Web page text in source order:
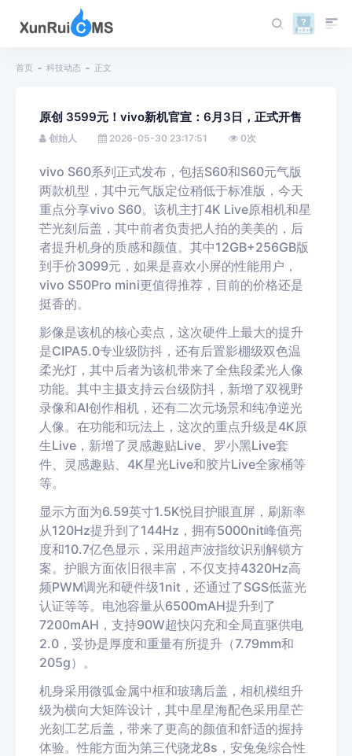
首页 科技动态 正文
原创 3599元！vivo新机官宣：6月3日，正式开售
创始人 2026-05-30 23:17:51 0次
vivo S60系列正式发布，包括S60和S60元气版
两款机型，其中元气版定位稍低于标准版，今天
重点分享vivo S60。该机主打4K Live原相机和星
芒光刻后盖，其中前者负责把人拍的美美的，后
者提升机身的质感和颜值。其中12GB+256GB版
到手价3099元，如果是喜欢小屏的性能用户，
vivo S50Pro mini更值得推荐，目前的价格还是
挺香的。
影像是该机的核心卖点，这次硬件上最大的提升
是CIPA5.0专业级防抖，还有后置影棚级双色温
柔光灯，其中后者为该机带来了全焦段柔光人像
功能。其中主摄支持云台级防抖，新增了双视野
录像和AI创作相机，还有二次元场景和纯净逆光
人像。在功能和玩法上，这次的重点升级是4K原
生Live，新增了灵感趣贴Live、罗小黑Live套
件、灵感趣贴、4K星光Live和胶片Live全家桶等
等。
显示方面为6.59英寸1.5K悦目护眼直屏，刷新率
从120Hz提升到了144Hz，拥有5000nit峰值亮
度和10.7亿色显示，采用超声波指纹识别解锁方
案。护眼方面依旧很丰富，不仅支持4320Hz高
频PWM调光和硬件级1nit，还通过了SGS低蓝光
认证等等。电池容量从6500mAH提升到了
7200mAH，支持90W超快闪充和全局直驱供电
2.0，妥协是厚度和重量有所提升（7.79mm和
205g）。
机身采用微弧金属中框和玻璃后盖，相机模组升
级为横向大矩阵设计，其中星星海配色采用星芒
光刻工艺后盖，带来了更高的颜值和舒适的握持
体验。性能方面为第三代骁龙8s，安兔兔综合性